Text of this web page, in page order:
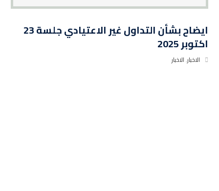
ايضاح بشأن التداول غير الاعتيادي جلسة 23
اكتوبر 2025
الاخبار,الاخبار